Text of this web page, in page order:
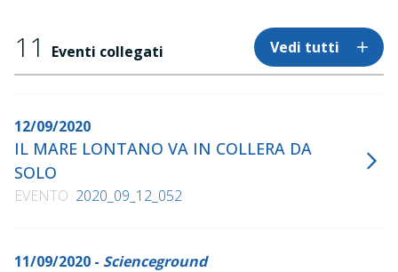
11 Eventi collegati Vedi tutti
12/09/2020
IL MARE LONTANO VA IN COLLERA DA
SOLO
EVENTO 2020_09_12_052
11/09/2020 - Scienceground